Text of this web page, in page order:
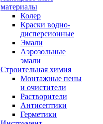
материалы
Колер
Краски водно-
дисперсионные
Эмали
Аэрозольные
эмали
Строительная химия
Монтажные пены
и очистители
Растворители
Антисептики
Герметики